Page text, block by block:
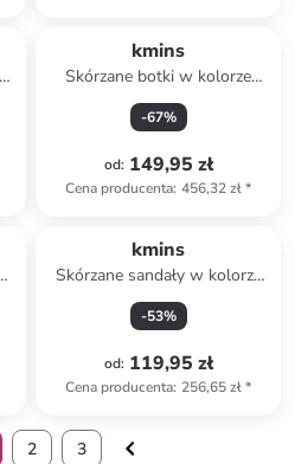
kmins
Skórzane botki w kolorze
granatowym
-67%
od: 149,95 zł
Cena producenta: 456,32 zł*
kmins
Skórzane sandały w kolorze
jasnoróżowym
-53%
od: 119,95 zł
Cena producenta: 256,65 zł*
2 3